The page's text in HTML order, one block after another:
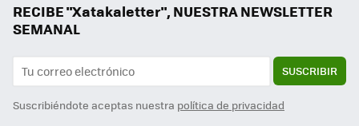
RECIBE "Xatakaletter", NUESTRA NEWSLETTER
SEMANAL
SUSCRIBIR
Suscribiéndote aceptas nuestra política de privacidad